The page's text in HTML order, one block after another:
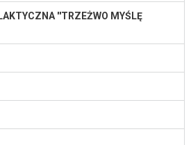
''TRZEŻWO MYŚLĘ